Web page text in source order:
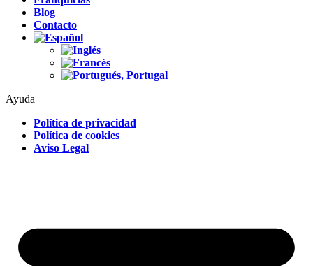
Blog
Contacto
Ayuda
Política de privacidad
Política de cookies
Aviso Legal